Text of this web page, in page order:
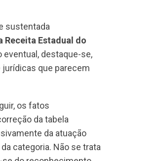
sustentada
Receita Estadual do
eventual, destaque-se,
que parecem
os fatos
da tabela
da atuação
categoria. Não se trata